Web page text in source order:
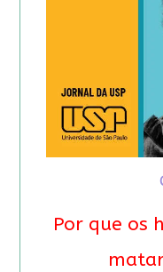
Por que os